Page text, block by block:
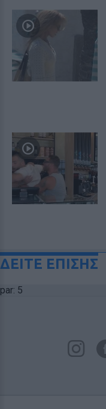
ΔΕΙΤΕ ΕΠΙΣΗΣ
par: 5